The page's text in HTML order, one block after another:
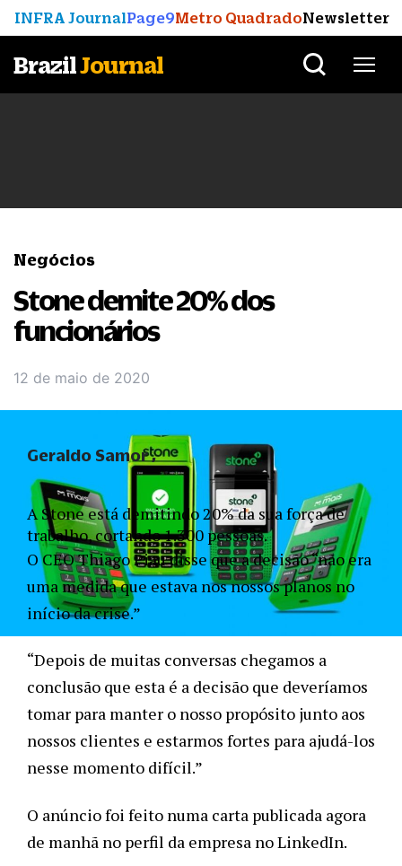
INFRA JournalPage9Metro QuadradoNewsletter
BrazilJournal
Negócios
Stone demite 20% dos
funcionários
12 de maio de 2020
A Stone está demitindo 20% da sua força de
trabalho, cortando 1.300 pessoas.
O CEO Thiago Piau disse que a decisão “não era
uma medida que estava nos nossos planos no
início da crise.”
“Depois de muitas conversas chegamos a
conclusão que esta é a decisão que deveríamos
tomar para manter o nosso propósito junto aos
nossos clientes e estarmos fortes para ajudá-los
nesse momento difícil.”
O anúncio foi feito numa carta publicada agora
de manhã no perfil da empresa no LinkedIn.
Geraldo Samor